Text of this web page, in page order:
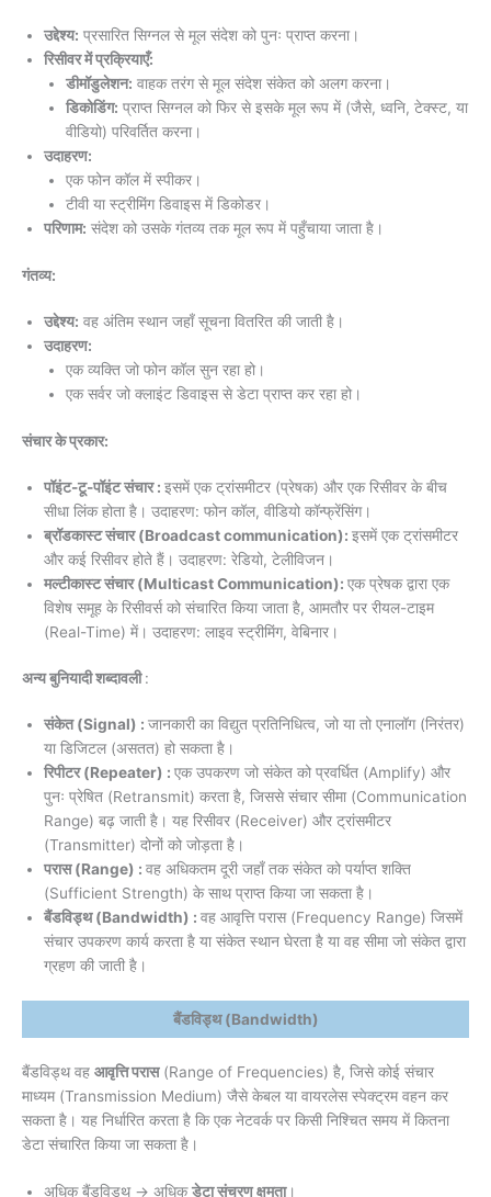
उद्देश्य: प्रसारित सिग्नल से मूल संदेश को पुनः प्राप्त करना।
रिसीवर में प्रक्रियाएँ:
डीमॉडुलेशन: वाहक तरंग से मूल संदेश संकेत को अलग करना।
डिकोडिंग: प्राप्त सिग्नल को फिर से इसके मूल रूप में (जैसे, ध्वनि, टेक्स्ट, या
वीडियो) परिवर्तित करना।
उदाहरण:
एक फोन कॉल में स्पीकर।
टीवी या स्ट्रीमिंग डिवाइस में डिकोडर।
परिणाम: संदेश को उसके गंतव्य तक मूल रूप में पहुँचाया जाता है।
गंतव्य:
उद्देश्य: वह अंतिम स्थान जहाँ सूचना वितरित की जाती है।
उदाहरण:
एक व्यक्ति जो फोन कॉल सुन रहा हो।
एक सर्वर जो क्लाइंट डिवाइस से डेटा प्राप्त कर रहा हो।
संचार के प्रकार:
पॉइंट-टू-पॉइंट संचार : इसमें एक ट्रांसमीटर (प्रेषक) और एक रिसीवर के बीच
सीधा लिंक होता है। उदाहरण: फोन कॉल, वीडियो कॉन्फ्रेंसिंग।
ब्रॉडकास्ट संचार (Broadcast communication): इसमें एक ट्रांसमीटर
और कई रिसीवर होते हैं। उदाहरण: रेडियो, टेलीविजन।
मल्टीकास्ट संचार (Multicast Communication): एक प्रेषक द्वारा एक
विशेष समूह के रिसीवर्स को संचारित किया जाता है, आमतौर पर रीयल-टाइम
(Real-Time) में। उदाहरण: लाइव स्ट्रीमिंग, वेबिनार।
अन्य बुनियादी शब्दावली:
संकेत (Signal) : जानकारी का विद्युत प्रतिनिधित्व, जो या तो एनालॉग (निरंतर)
या डिजिटल (असतत) हो सकता है।
रिपीटर (Repeater) : एक उपकरण जो संकेत को प्रवर्धित (Amplify) और
पुनः प्रेषित (Retransmit) करता है, जिससे संचार सीमा (Communication
Range) बढ़ जाती है। यह रिसीवर (Receiver) और ट्रांसमीटर
(Transmitter) दोनों को जोड़ता है।
परास (Range) : वह अधिकतम दूरी जहाँ तक संकेत को पर्याप्त शक्ति
(Sufficient Strength) के साथ प्राप्त किया जा सकता है।
बैंडविड्थ (Bandwidth) : वह आवृत्ति परास (Frequency Range) जिसमें
संचार उपकरण कार्य करता है या संकेत स्थान घेरता है या वह सीमा जो संकेत द्वारा
ग्रहण की जाती है।
बैंडविड्थ (Bandwidth)
बैंडविड्थ वह आवृत्ति परास(Range of Frequencies) है, जिसे कोई संचार
माध्यम (Transmission Medium) जैसे केबल या वायरलेस स्पेक्ट्रम वहन कर
सकता है। यह निर्धारित करता है कि एक नेटवर्क पर किसी निश्चित समय में कितना
डेटा संचारित किया जा सकता है।
अधिक बैंडविड्थ → अधिकडेटा संचरण क्षमता।